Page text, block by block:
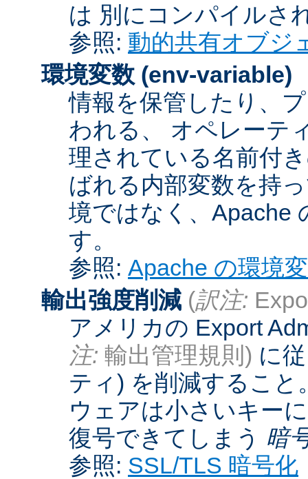
は 別にコンパイルさ
参照: 動的共有オブジ
環境変数 (env-variable)
情報を保管したり、
われる、 オペレーテ
理されている名前付
ばれる内部変数を持
境ではなく、Apache
す。
参照: Apache の環境
輸出強度削減 (訳注:
アメリカの Export
注: 輸出管理規則) に
ティ) を削減すること
ウェアは小さいキー
復号できてしまう 暗
参照: SSL/TLS 暗号化